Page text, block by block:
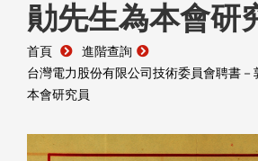
藏品清單全覽
資料調閱申請
勛先生為本會研
首頁
進階查詢
台灣電力股份有限公司技術委員會聘書－
本會研究員